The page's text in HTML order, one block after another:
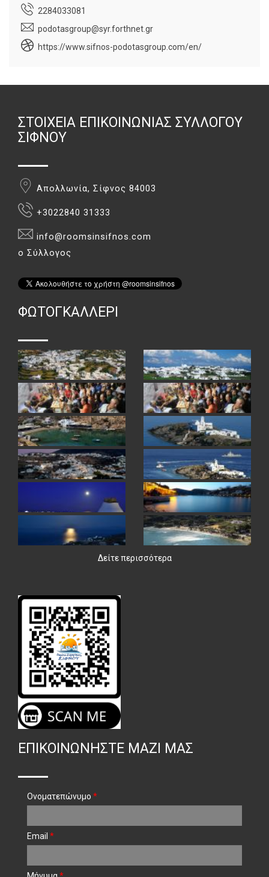
2284033081
podotasgroup@syr.forthnet.gr
https://www.sifnos-podotasgroup.com/en/
ΣΤΟΙΧΕΊΑ ΕΠΙΚΟΙΝΩΝΊΑΣ ΣΥΛΛΌΓΟΥ
ΣΊΦΝΟΥ
Απολλωνία, Σίφνος 84003
+3022840 31333
info@roomsinsifnos.com
ο Σύλλογος
ΦΏΤΟΓΚΑΛΛΕΡΙ
Δείτε περισσότερα
ΕΠΙΚΟΙΝΩΝΉΣΤΕ ΜΑΖΊ ΜΑΣ
Ονοματεπώνυμο *
Email *